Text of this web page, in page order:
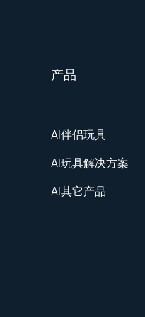
产品
AI伴侣玩具
AI玩具解决方案
AI其它产品